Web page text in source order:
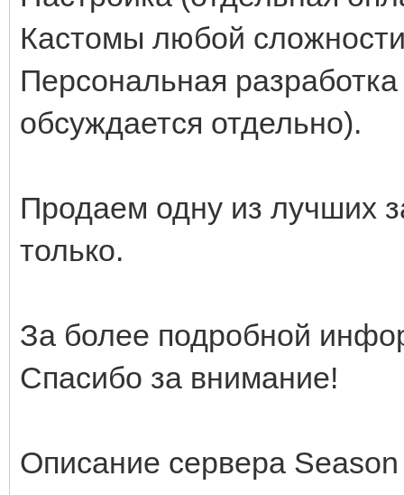
Кастомы любой
Персональная
обсуждается отдельно).
Продаем одну из лучших
только.
За более подробной
Спасибо за внимание!
Описание сервера